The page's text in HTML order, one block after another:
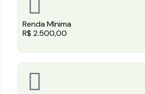
Renda Mínima
R$ 2.500,00